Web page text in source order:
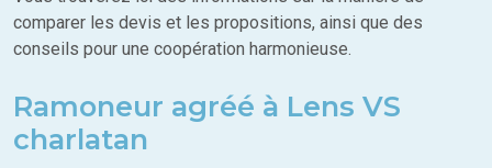
comparer les devis et les propositions, ainsi que des
conseils pour une coopération harmonieuse.
Ramoneur agréé à Lens VS
charlatan